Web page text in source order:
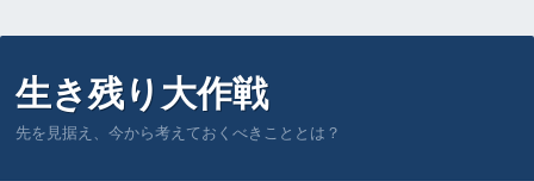
生き残り大作戦
先を見据え、今から考えておくべきこととは？